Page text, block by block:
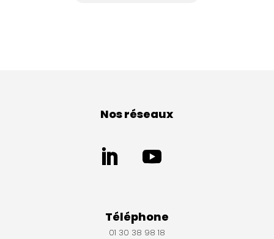
Nos réseaux
Téléphone
01 30 38 98 18